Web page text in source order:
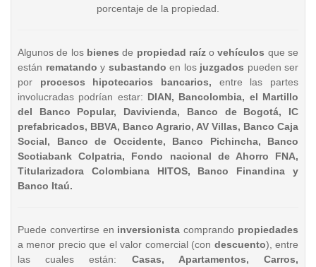
porcentaje de la propiedad.
Algunos de los bienesde propiedad raízo vehículos que se
están rematando y subastando en los juzgados pueden ser
por procesos hipotecarios bancarios, entre las partes
involucradas podrían estar: DIAN, Bancolombia, el Martillo
del Banco Popular, Davivienda, Banco de Bogotá, IC
prefabricados, BBVA, Banco Agrario, AV Villas, Banco Caja
Social, Banco de Occidente, Banco Pichincha, Banco
Scotiabank Colpatria, Fondo nacional de Ahorro FNA,
Titularizadora Colombiana HITOS, Banco Finandina y
Banco Itaú.
Puede convertirse en inversionista comprando propiedades
a menor precio que el valor comercial (con descuento), entre
las cuales están: Casas, Apartamentos, Carros,